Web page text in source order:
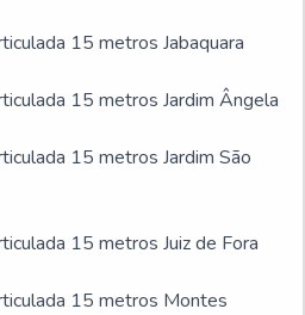
15 metros Jabaquara
15 metros Jardim Ângela
15 metros Jardim São
15 metros Juiz de Fora
15 metros Montes